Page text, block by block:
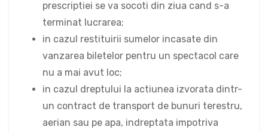
prescriptiei se va socoti din ziua cand s-a
terminat lucrarea;
in cazul restituirii sumelor incasate din
vanzarea biletelor pentru un spectacol care
nu a mai avut loc;
in cazul dreptului la actiunea izvorata dintr-
un contract de transport de bunuri terestru,
aerian sau pe apa, indreptata impotriva